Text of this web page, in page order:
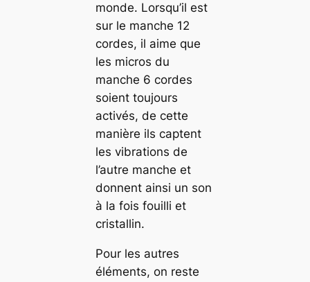
monde. Lorsqu’il est
sur le manche 12
cordes, il aime que
les micros du
manche 6 cordes
soient toujours
activés, de cette
manière ils captent
les vibrations de
l’autre manche et
donnent ainsi un son
à la fois fouilli et
cristallin.
Pour les autres
éléments, on reste